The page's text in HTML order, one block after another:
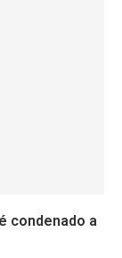
condenado a